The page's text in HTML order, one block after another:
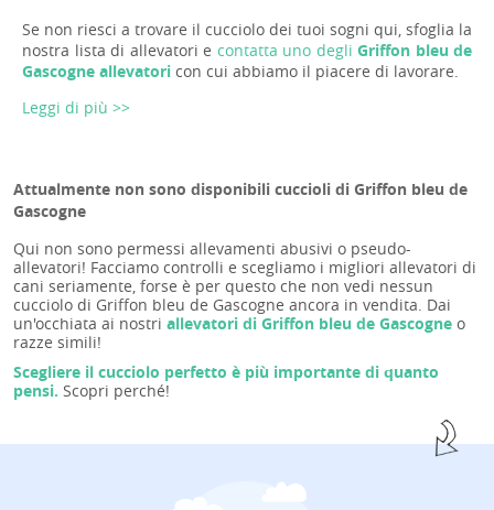
Se non riesci a trovare il cucciolo dei tuoi sogni qui, sfoglia la
nostra lista di allevatori e contatta uno degli Griffon bleu de
Gascogne allevatori con cui abbiamo il piacere di lavorare.
Leggi di più >>
Attualmente non sono disponibili cuccioli di Griffon bleu de
Gascogne
Qui non sono permessi allevamenti abusivi o pseudo-
allevatori! Facciamo controlli e scegliamo i migliori allevatori di
cani seriamente, forse è per questo che non vedi nessun
cucciolo di Griffon bleu de Gascogne ancora in vendita. Dai
un'occhiata ai nostri allevatori di Griffon bleu de Gascogne o
razze simili!
Scegliere il cucciolo perfetto è più importante di quanto
pensi. Scopri perché!